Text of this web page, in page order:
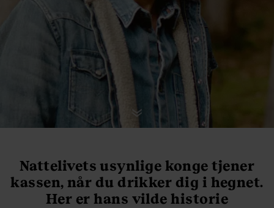
Nattelivets usynlige konge tjener
kassen, når du drikker dig i hegnet.
Her er hans vilde historie